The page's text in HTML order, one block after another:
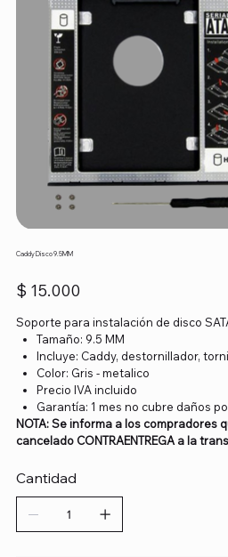
Caddy Disco 9.5MM
Precio
$ 15.000
Soporte para instalación de disco
Tamaño: 9.5 MM
Incluye: Caddy, destornillador,
Color: Gris - metalico
Precio IVA incluido
Garantía: 1 mes no cubre daños
NOTA: Se informa a los compradores
cancelado CONTRAENTREGA a la
Cantidad